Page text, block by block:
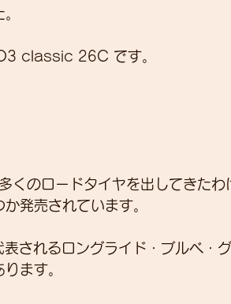
classic 26C です。
のロードタイヤを出してきたわ
発売されています。
されるロングライド・ブルべ・
ます。